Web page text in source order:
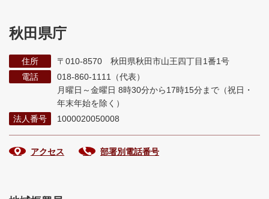
秋田県庁
住所
〒010-8570 秋田県秋田市山王四丁目1番1号
電話
018-860-1111（代表）
月曜日～金曜日 8時30分から17時15分まで （祝日・
年末年始を除く）
法人番号
1000020050008
アクセス 部署別電話番号